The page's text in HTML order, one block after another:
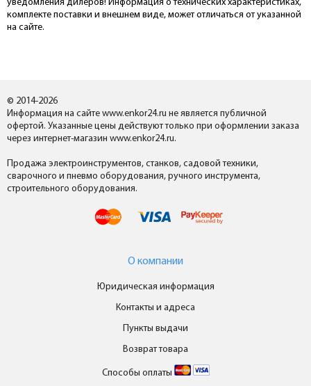
уведомления дилеров! Информация о технических характеристиках,
комплекте поставки и внешнем виде, может отличаться от указанной
на сайте.
© 2014-2026
Информация на сайте www.enkor24.ru не является публичной
офертой. Указанные цены действуют только при оформлении заказа
через интернет-магазин www.enkor24.ru.
Продажа электроинструментов, станков, садовой техники,
сварочного и пневмо оборудования, ручного инструмента,
строительного оборудования.
О компании
Юридическая информация
Контакты и адреса
Пункты выдачи
Возврат товара
Способы оплаты